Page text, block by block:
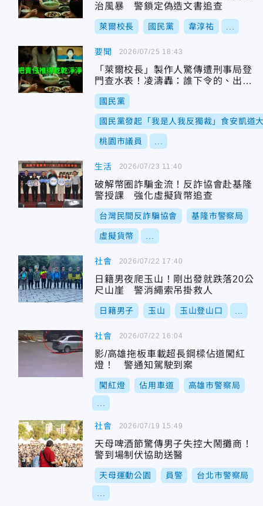
治風暴 警鎖定偽造文書追查
萊爾校長 國民黨 韋淳祐
要聞
「萊爾校長」製作人驚傳遭刑事局登
門查水表！凌濤轟：誰下令的、出來
打球
國民黨
國民黨發起「我是人我反獨裁」食安凱道
桃園市議員
2026/07/25 18:43
生活
破解幣圈詐騙金流！反詐協會赴基隆
警授課 強化虛擬貨幣追查
台灣民間反詐騙協會 基隆市警察局
虛擬貨幣
2026/07/23 11:40
社會
日籍男夜爬玉山！剛出發就跌落20公
尺山崖 警消繩索吊掛救人
日籍男子 玉山 玉山登山口
2026/07/22 17:40
社會
影/高雄拖板車載超長鋼樑佔道闖紅
燈！ 警通知駕駛到案
闖紅燈 佔用車道 高雄市警察局
2026/07/22 16:04
社會
天母啤酒節驚傳男子失控大鬧攤商！
警到場制伏協助送醫
天母運動公園 員警 台北市警察局
2026/07/19 15:49